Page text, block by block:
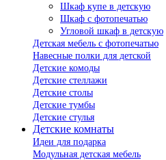
Шкаф купе в детскую
Шкаф с фотопечатью
Угловой шкаф в детскую
Детская мебель с фотопечатью
Навесные полки для детской
Детские комоды
Детские стеллажи
Детские столы
Детские тумбы
Детские стулья
Детские комнаты
Идеи для подарка
Модульная детская мебель